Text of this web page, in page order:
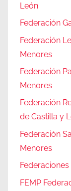
León
Federación
Federación
Menores
Federación
Menores
Federación
de Castilla y
Federación
Menores
FEMP